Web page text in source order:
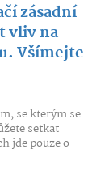
zásadní
vliv na
Všímejte
se kterým se
setkat
jde pouze o